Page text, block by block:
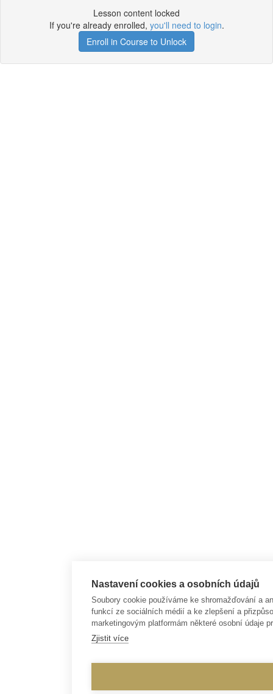
Lesson content locked
If you're already enrolled, you'll need to login.
Enroll in Course to Unlock
Nastavení cookies a osobních údajů
Soubory cookie používáme ke shromažďování a
funkcí ze sociálních médií a ke zlepšení a
marketingovým platformám některé osobní údaje
Zjistit více